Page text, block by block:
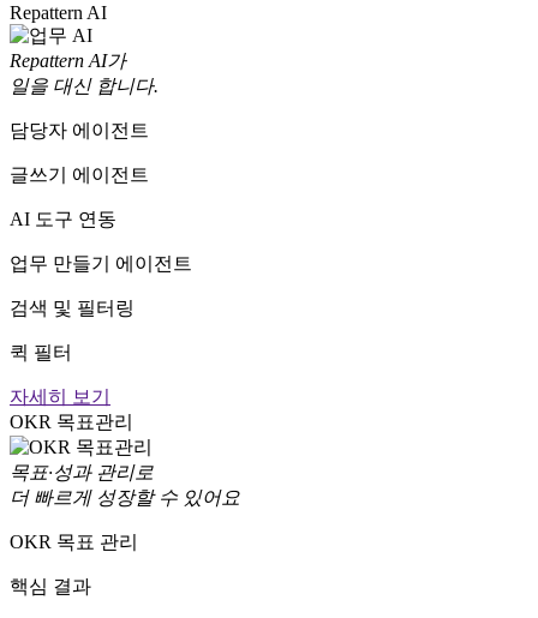
Repattern AI
Repattern AI가
일을 대신 합니다.
담당자 에이전트
글쓰기 에이전트
AI 도구 연동
업무 만들기 에이전트
검색 및 필터링
퀵 필터
자세히 보기
OKR 목표관리
목표·성과 관리로
더 빠르게 성장할 수 있어요
OKR 목표 관리
핵심 결과